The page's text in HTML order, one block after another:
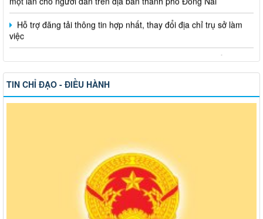
Hỗ trợ đăng tải thông tin hợp nhất, thay đổi địa chỉ trụ sở làm
việc
Công khai thông tin vi phạm pháp luật trong lĩnh vực đất đai, tại
TIN CHỈ ĐẠO - ĐIỀU HÀNH